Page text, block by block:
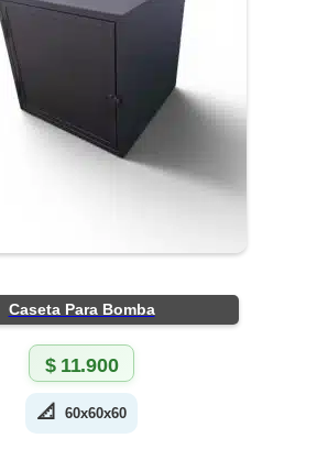
Caseta Para Bomba
$11.900
📐 60x60x60